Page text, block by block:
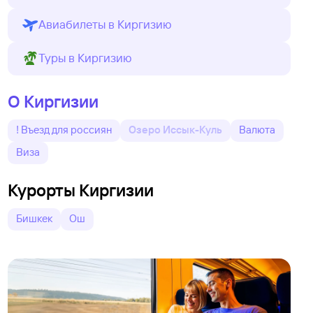
Авиабилеты в Киргизию
Туры в Киргизию
О Киргизии
! Въезд для россиян Озеро Иссык-Куль
Валюта
Виза
Курорты Киргизии
Бишкек Ош